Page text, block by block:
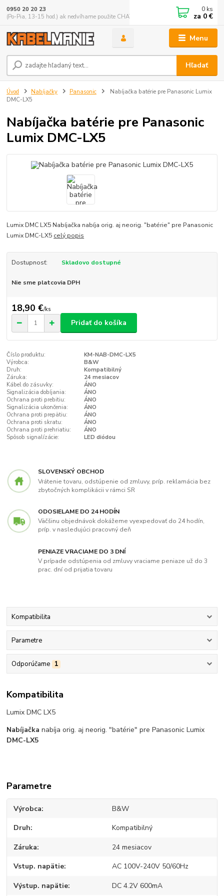
Menu
Hľadať
0950 20 20 23
(Po-Pia, 13-15 hod.) ak nedvíhame použite CHATBOX
0 ks
za 0 €
Úvod Nabíjačky Panasonic
Nabíjačka batérie pre Panasonic Lumix
DMC-LX5
Nabíjačka batérie pre Panasonic
Lumix DMC-LX5
Lumix DMC LX5 Nabíjačka nabíja orig. aj neorig. "batérie" pre Panasonic
Lumix DMC-LX5 celý popis
Dostupnosť: Skladovo dostupné
Nie sme platcovia DPH
18,90 €/ks
Pridať do košíka
Číslo produktu:
KM-NAB-DMC-LX5
Výrobca:
B&W
Druh:
Kompatibilný
Záruka:
24 mesiacov
Kábel do zásuvky:
ÁNO
Signalizácia dobíjania:
ÁNO
Ochrana proti prebitiu:
ÁNO
Signalizácia ukončenia:
ÁNO
Ochrana proti prepätiu:
ÁNO
Ochrana proti skratu:
ÁNO
Ochrana proti prehriatiu:
ÁNO
Spôsob signalízácie:
LED diódou
SLOVENSKÝ OBCHOD
Vrátenie tovaru, odstúpenie od zmluvy, príp. reklamácia bez
zbytočných komplikácii v rámci SR
ODOSIELAME DO 24 HODÍN
Väčšinu objednávok dokážeme vyexpedovať do 24 hodín,
príp. v nasledujúci pracovný deň
PENIAZE VRACIAME DO 3 DNÍ
V prípade odstúpenia od zmluvy vraciame peniaze už do 3
prac. dní od prijatia tovaru
Kompatibilita
Parametre
Odporúčame 1
Kompatibilita
Lumix DMC LX5
Nabíjačka nabíja orig. aj neorig. "batérie" pre Panasonic Lumix
DMC-LX5
Parametre
Výrobca B&W
Druh Kompatibilný
Záruka 24 mesiacov
Vstup. napätie AC 100V-240V 50/60Hz
Výstup. napätie DC 4.2V 600mA